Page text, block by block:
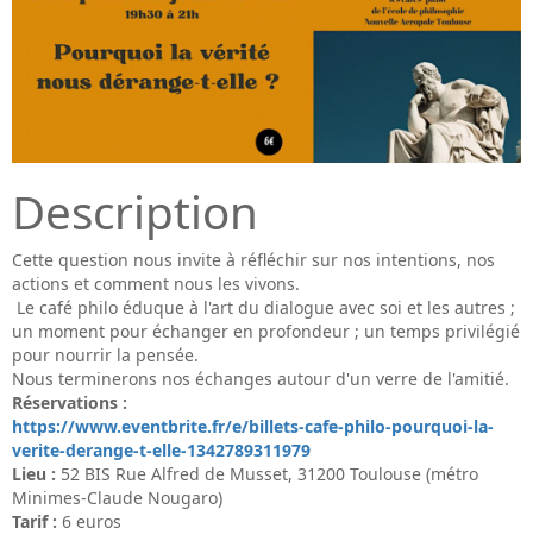
Description
Cette question nous invite à réfléchir sur nos intentions, nos
actions et comment nous les vivons.
Le café philo éduque à l'art du dialogue avec soi et les autres ;
un moment pour échanger en profondeur ; un temps privilégié
pour nourrir la pensée.
Nous terminerons nos échanges autour d'un verre de l'amitié.
Réservations :
https://www.eventbrite.fr/e/billets-cafe-philo-pourquoi-la-
verite-derange-t-elle-1342789311979
Lieu : 52 BIS Rue Alfred de Musset, 31200 Toulouse (métro
Minimes-Claude Nougaro)
Tarif : 6 euros